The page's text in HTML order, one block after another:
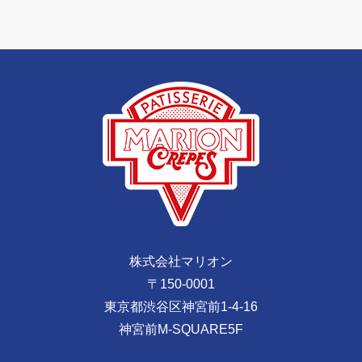
株式会社マリオン
〒150-0001
東京都渋谷区神宮前1-4-16
神宮前M-SQUARE5F